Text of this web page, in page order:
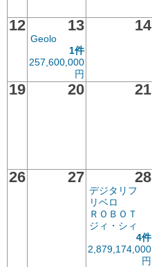
12
13
Geolo
1件
257,600,000
円
14
19 20 21
26 27 28
デジタリフ
リベロ
ＲＯＢＯＴ
ジィ・シィ
4件
2,879,174,000
円